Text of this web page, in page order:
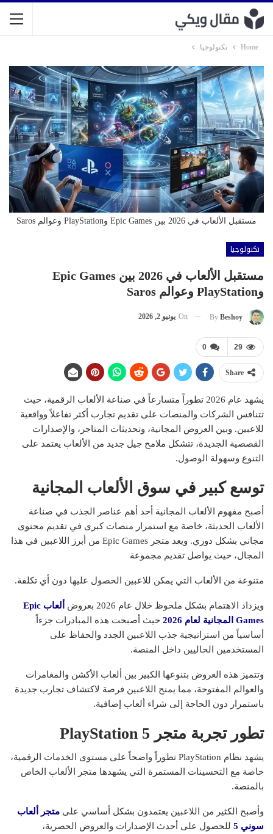
Home تكنولوجيا
مستقبل الألعاب في 2026 بين Epic Games وPlayStation وعوالم Saros
تكنولوجيا
مستقبل الألعاب في 2026 بين Epic Games
وPlayStation وعوالم Saros
By Beshoy
On يونيو 2, 2026
0 29
Share
يشهد عام 2026 تطوراً متسارعاً في صناعة الألعاب الرقمية، حيث
تتنافس الشركات والمنصات على تقديم تجارب أكثر تفاعلاً وواقعية
للاعبين. وبين العروض المجانية، وتحديثات المتاجر، والإصدارات
القصصية الجديدة، تتشكل ملامح جيل جديد من الألعاب يعتمد على
التنوع وسهولة الوصول.
توسع كبير في سوق الألعاب المجانية
أصبح مفهوم الألعاب المجانية أحد أهم عناصر الجذب في صناعة
الألعاب الحديثة، خاصة مع استمرار منصات كبرى في تقديم محتوى
مجاني بشكل دوري. ويعد متجر Epic Games من أبرز اللاعبين في هذا
المجال، حيث يواصل تقديم مجموعة
متنوعة من الألعاب التي يمكن للاعبين الحصول عليها دون أي تكلفة.
ويزداد الاهتمام بشكل ملحوظ خلال عام 2026 بعروض ألعاب Epic
Games المجانية لعام 2026
حيث أصبحت هذه المبادرات جزءاً
أساسياً من استراتيجية جذب اللاعبين الجدد والحفاظ على
المستخدمين الحاليين داخل المنصة.
وتتميز هذه العروض بتنوعها الكبير بين ألعاب الأكشن والمغامرات
والعوالم المفتوحة، مما يمنح اللاعبين فرصة لاكتشاف تجارب جديدة
باستمرار دون الحاجة إلى شراء ألعاب إضافية.
تطور تجربة متجر
يشهد نظام PlayStation تطوراً واضحاً على مستوى الخدمات الرقمية،
خاصة مع التحسينات المستمرة التي يشهدها متجر الألعاب الخاص
بالمنصة.
وأصبح الكثير من اللاعبين يعتمدون بشكل أساسي على متجر ألعاب
سوني 5
للحصول على أحدث الإصدارات والعروض الحصرية،